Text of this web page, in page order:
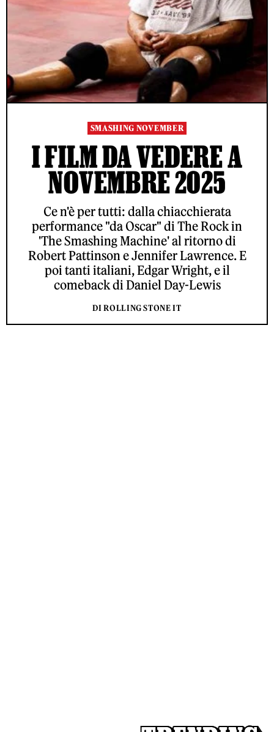
SMASHING NOVEMBER
I FILM DA VEDERE A
NOVEMBRE 2025
Ce n'è per tutti: dalla chiacchierata
performance "da Oscar" di The Rock in
'The Smashing Machine' al ritorno di
Robert Pattinson e Jennifer Lawrence. E
poi tanti italiani, Edgar Wright, e il
comeback di Daniel Day-Lewis
DI ROLLING STONE IT